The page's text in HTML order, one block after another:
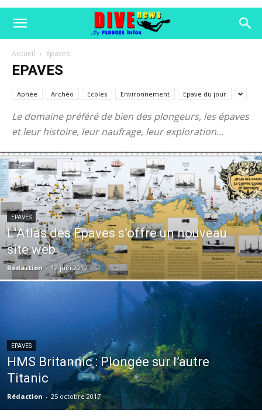
Accueil Epaves
EPAVES
Apnée Archéo Ecoles Environnement Epave du jour
Le domaine préféré de bien des plongeurs, les épaves
et leur histoire, leur naufrage, leur exploration…
EPAVES
L’Atlas des Épaves s’offre un nouveau
site web
Rédaction - 12 juin 2019
EPAVES
HMS Britannic : Plongée sur l’autre
Titanic
Rédaction - 25 octobre 2017